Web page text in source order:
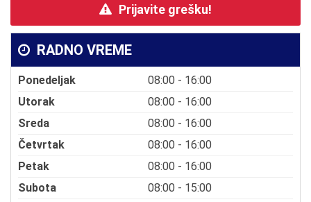
Prijavite grešku!
RADNO VREME
Ponedeljak
08:00 - 16:00
Utorak
08:00 - 16:00
Sreda
08:00 - 16:00
Četvrtak
08:00 - 16:00
Petak
08:00 - 16:00
Subota
08:00 - 15:00